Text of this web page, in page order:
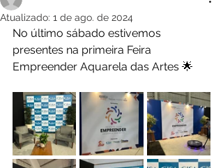
Atualizado: 1 de ago. de 2024
No último sábado estivemos
presentes na primeira Feira
Empreender Aquarela das Artes 🌟